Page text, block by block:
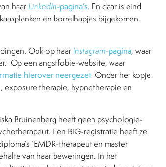
haar LinkedIn-pagina’s. En daar is eind
en borrelhapjes bijgekomen.
Ook op haar Instagram-pagina, waar
Op een angstfobie-website, waar
hierover neergezet. Onder het kopje
exposure therapie, hypnotherapie en
Bruinenberg heeft geen psychologie-
Een BIG-registratie heeft ze
‘EMDR-therapeut en master
van haar beweringen. In het